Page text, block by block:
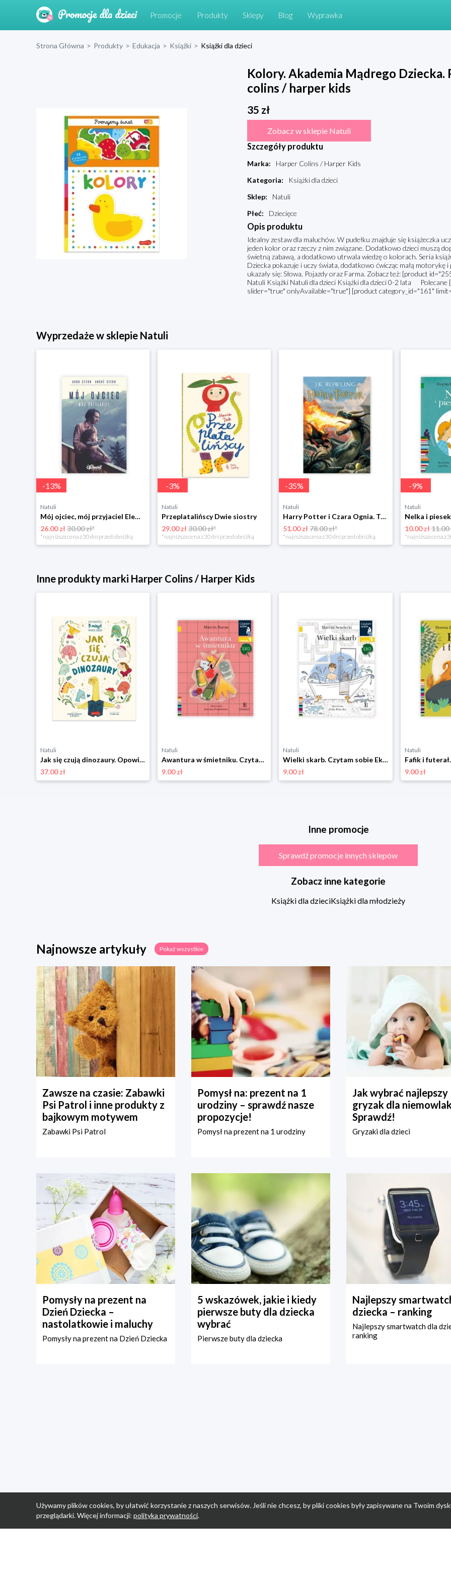
Promocje Produkty Sklepy Blog Wyprawka
Strona Główna > Produkty > Edukacja > Książki > Książki dla dzieci
Kolory. Akademia Mądrego Dziecka.
colins / harper kids
35 zł
Zobacz w sklepie Natuli
Szczegóły produktu
Marka:
Harper Colins / Harper Kids
Kategoria:
Książki dla dzieci
Sklep:
Natuli
Płeć: Dziecięce
Opis produktu
Idealny zestaw dla maluchów. W pudełku znajduje się książeczka
jeden kolor oraz rzeczy z nim związane. Dodatkowo dzieci muszą
świetną zabawą, a dodatkowo utrwala wiedzę o kolorach. Seria
Dziecka pokazuje i uczy świata, dodatkowo ćwicząc małą motorykę
ukazały się: Słowa, Pojazdy oraz Farma. Zobacz też: [product
Natuli Książki Natuli dla dzieci Książki dla dzieci 0-2 lata
slider="true" onlyAvailable="true"] [product category_id="161"
Wyprzedaże w sklepie Natuli
-13%
Natuli
Mój ojciec, mój przyjaciel Element
26.00 zł30.00 zł*
*najniższa cena z 30 dni przed obniżką
-3%
Natuli
Przeplatalińscy Dwie siostry
29.00 zł30.00 zł*
*najniższa cena z 30 dni przed obniżką
-35%
Natuli
Harry Potter i Czara Ognia. Tom 4 Media rodzina
51.00 zł78.00 zł*
*najniższa cena z 30 dni przed obniżką
-9%
Natuli
10.00 zł11.00
*najniższa cena z
Inne produkty marki Harper Colins / Harper Kids
Natuli
Jak się czują dinozaury. Opowieści 5 minut przed snem Harper colins / harper kids
37.00 zł
Natuli
Awantura w śmietniku. Czytam sobie Eko. Poziom 1 Harper colins / harper kids
9.00 zł
Natuli
Wielki skarb. Czytam sobie Eko. Poziom 1 Harper colins / harper kids
9.00 zł
Natuli
9.00 zł
Inne promocje
Sprawdź promocje innych sklepów
Zobacz inne kategorie
Książki dla dzieciKsiążki dla młodzieży
Najnowsze artykuły Pokaż wszystkie
Zawsze na czasie: Zabawki
Psi Patrol i inne produkty z
bajkowym motywem
Zabawki Psi Patrol
Pomysł na: prezent na 1
urodziny – sprawdź nasze
propozycje!
Pomysł na prezent na 1 urodziny
Jak wybrać najlepszy
gryzak dla
Sprawdź!
Gryzaki dla dzieci
Pomysły na prezent na
Dzień Dziecka –
nastolatkowie i maluchy
Pomysły na prezent na Dzień Dziecka
5 wskazówek, jakie i kiedy
pierwsze buty dla dziecka
wybrać
Pierwsze buty dla dziecka
Najlepszy
dziecka – ranking
Najlepszy smartwatch dla
ranking
Używamy plików cookies, by ułatwić korzystanie z naszych serwisów. Jeśli nie chcesz, by pliki cookies były zapisywane na Twoim
przeglądarki. Więcej informacji: polityka prywatności.